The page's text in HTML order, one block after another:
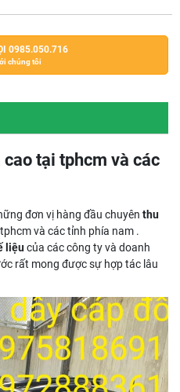
0985.050.716
chúng tôi
tại tphcm và các
đơn vị hàng đầu chuyên thu
và các tỉnh phía nam .
liệucủa các công ty và doanh
rất mong được sự hợp tác lâu